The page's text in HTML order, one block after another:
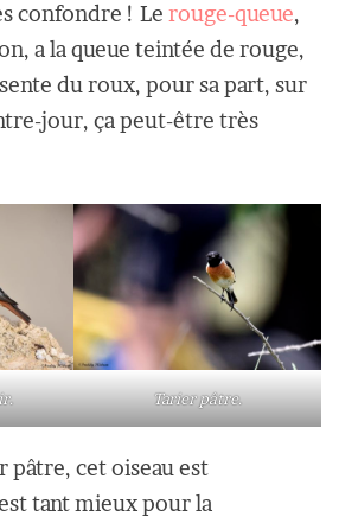
confondre ! Le rouge-queue,
a la queue teintée de rouge,
du roux, pour sa part, sur
jour, ça peut-être très
Tarier pâtre.
pâtre, cet oiseau est
tant mieux pour la